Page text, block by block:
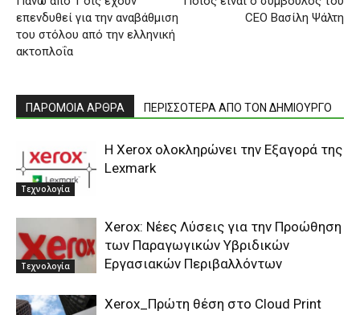
επενδυθεί για την αναβάθμιση
του στόλου από την ελληνική
ακτοπλοΐα
CEO Βασίλη Ψάλτη
ΠΑΡΟΜΟΙΑ ΑΡΘΡΑ ΠΕΡΙΣΣΟΤΕΡΑ ΑΠΟ ΤΟΝ ΔΗΜΙΟΥΡΓΟ
Τεχνολογία
Η Xerox oλοκληρώνει την Εξαγορά της
Lexmark
Τεχνολογία
Xerox: Νέες Λύσεις για την Προώθηση
των Παραγωγικών Υβριδικών
Εργασιακών Περιβαλλόντων
Xerox_Πρώτη θέση στο Cloud Print